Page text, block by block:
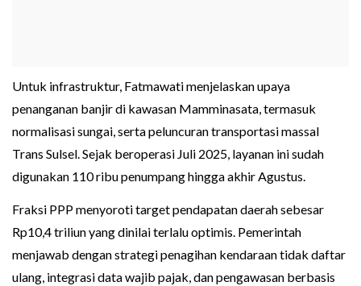
Untuk infrastruktur, Fatmawati menjelaskan upaya
penanganan banjir di kawasan Mamminasata, termasuk
normalisasi sungai, serta peluncuran transportasi massal
Trans Sulsel. Sejak beroperasi Juli 2025, layanan ini sudah
digunakan 110 ribu penumpang hingga akhir Agustus.
Fraksi PPP menyoroti target pendapatan daerah sebesar
Rp10,4 triliun yang dinilai terlalu optimis. Pemerintah
menjawab dengan strategi penagihan kendaraan tidak daftar
ulang, integrasi data wajib pajak, dan pengawasan berbasis